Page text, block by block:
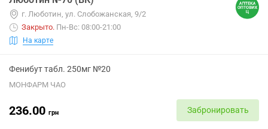
г. Люботин, ул. Слобожанская, 9/2
Закрыто. Пн-Вс: 08:00-21:00
На карте
Фенибут табл. 250мг №20
МОНФАРМ ЧАО
236.00 грн Забронировать